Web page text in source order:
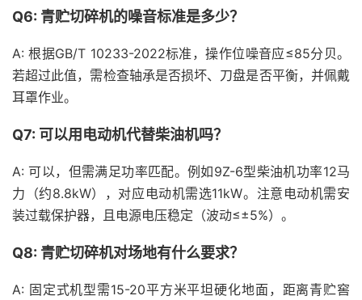
Q6: 青贮切碎机的噪音标准是多少？
A: 根据GB/T 10233-2022标准，操作位噪音应≤85分贝。
若超过此值，需检查轴承是否损坏、刀盘是否平衡，并佩戴
耳罩作业。
Q7: 可以用电动机代替柴油机吗？
A: 可以，但需满足功率匹配。例如9Z-6型柴油机功率12马
力（约8.8kW），对应电动机需选11kW。注意电动机需安
装过载保护器，且电源电压稳定（波动≤±5%）。
Q8: 青贮切碎机对场地有什么要求？
A: 固定式机型需15-20平方米平坦硬化地面，距离青贮窖